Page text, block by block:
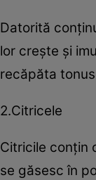
Datorită
lor creşte şi
recăpăta
2.Citricele
Citricile conţin
se găsesc în